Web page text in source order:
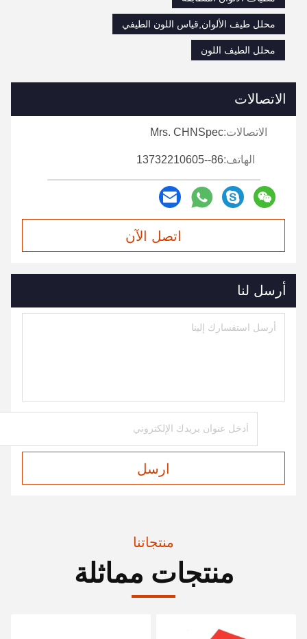
محلل طيف الألوان,قياس اللون الطيفي
محلل الطيف اللون
الاتصالات
الاتصالات:Mrs. CHNSpec
الهاتف:86--13732210605
اتصل الآن
أرسل لنا
ارسل
منتجاتنا
منتجات مماثلة